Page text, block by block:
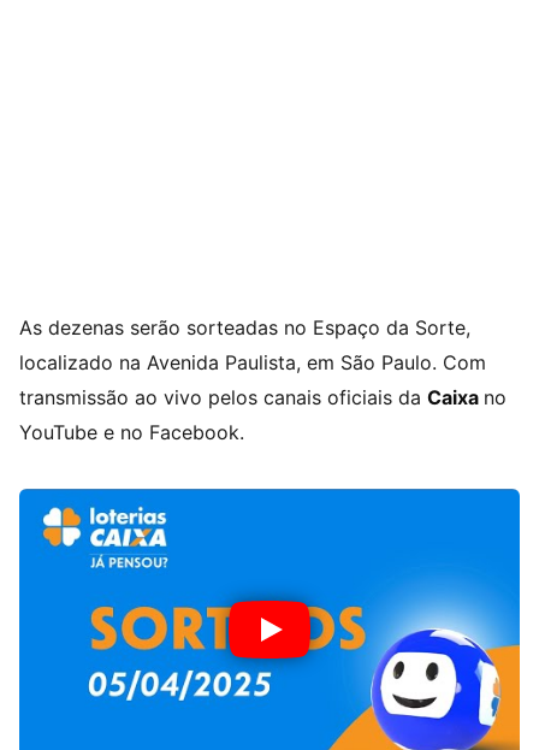
As dezenas serão sorteadas no Espaço da Sorte,
localizado na Avenida Paulista, em São Paulo. Com
transmissão ao vivo pelos canais oficiais da Caixa no
YouTube e no Facebook.